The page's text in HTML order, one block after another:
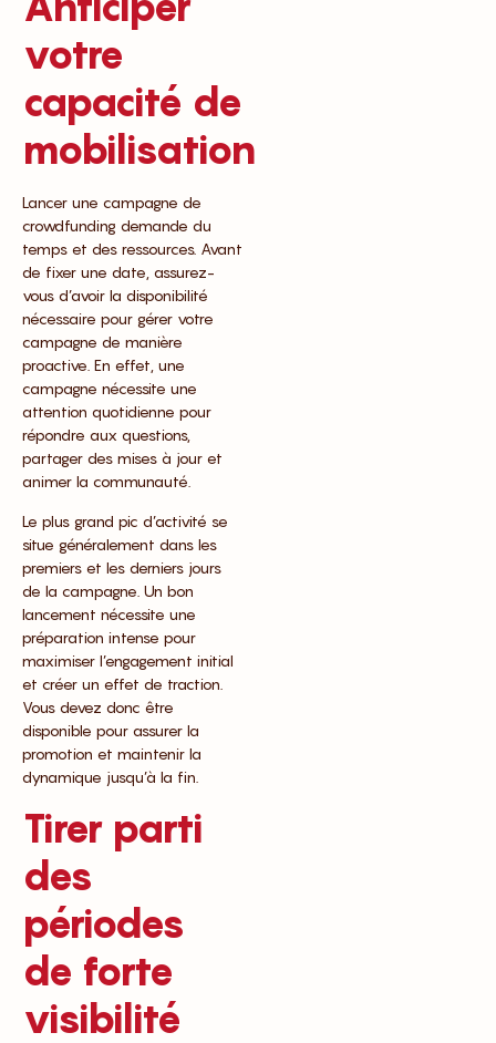
votre
capacité de
mobilisation
Lancer une campagne de
crowdfunding demande du
temps et des ressources. Avant
de fixer une date, assurez-
vous d’avoir la disponibilité
nécessaire pour gérer votre
campagne de manière
proactive. En effet, une
campagne nécessite une
attention quotidienne pour
répondre aux questions,
partager des mises à jour et
animer la communauté.
Le plus grand pic d’activité se
situe généralement dans les
premiers et les derniers jours
de la campagne. Un bon
lancement nécessite une
préparation intense pour
maximiser l’engagement initial
et créer un effet de traction.
Vous devez donc être
disponible pour assurer la
promotion et maintenir la
dynamique jusqu’à la fin.
Tirer parti
des
périodes
de forte
visibilité